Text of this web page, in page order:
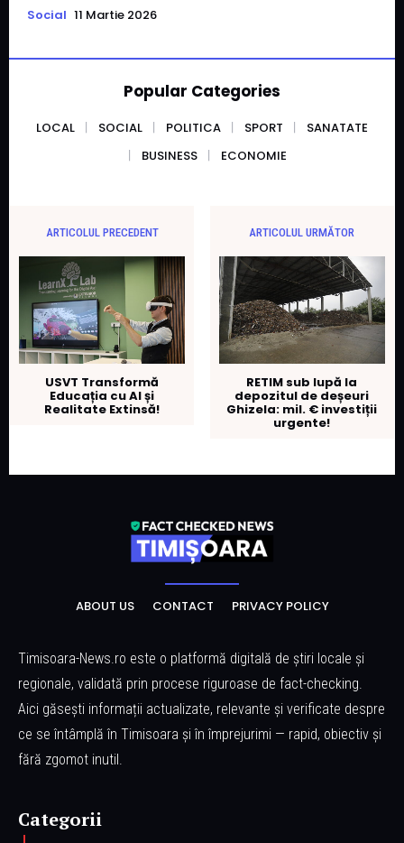
Social 11 Martie 2026
Popular Categories
LOCAL SOCIAL POLITICA SPORT
SANATATE
BUSINESS
ECONOMIE
ARTICOLUL PRECEDENT
USVT Transformă
Educația cu AI și
Realitate Extinsă!
ARTICOLUL URMĂTOR
RETIM sub lupă la
depozitul de deșeuri
Ghizela: mil. € investiții
urgente!
ABOUT US CONTACT PRIVACY POLICY
Timisoara-News.ro este o platformă digitală de știri locale și
regionale, validată prin procese riguroase de fact-checking.
Aici găsești informații actualizate, relevante și verificate despre
ce se întâmplă în Timisoara și în împrejurimi — rapid, obiectiv și
fără zgomot inutil.
Categorii